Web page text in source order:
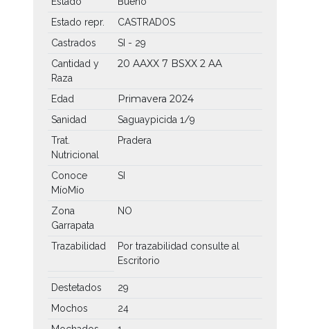
Estado repr.
CASTRADOS
Castrados
SI - 29
Cantidad y
Raza
20 AAXX 7 BSXX 2 AA
Edad Primavera 2024
Sanidad
Saguaypicida 1/9
Trat.
Nutricional
Pradera
Conoce
MíoMío
SI
Zona
Garrapata
NO
Trazabilidad
Por trazabilidad consulte al
Escritorio
Destetados
29
Mochos
24